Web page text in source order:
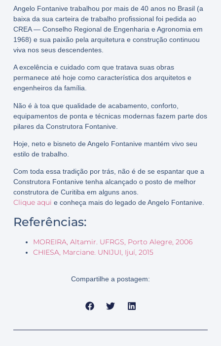
Angelo Fontanive trabalhou por mais de 40 anos no Brasil (a
baixa da sua carteira de trabalho profissional foi pedida ao
CREA — Conselho Regional de Engenharia e Agronomia em
1968) e sua paixão pela arquitetura e construção continuou
viva nos seus descendentes.
A excelência e cuidado com que tratava suas obras
permanece até hoje como característica dos arquitetos e
engenheiros da família.
Não é à toa que qualidade de acabamento, conforto,
equipamentos de ponta e técnicas modernas fazem parte dos
pilares da Construtora Fontanive.
Hoje, neto e bisneto de Angelo Fontanive mantém vivo seu
estilo de trabalho.
Com toda essa tradição por trás, não é de se espantar que a
Construtora Fontanive tenha alcançado o posto de melhor
construtora de Curitiba em alguns anos.
Clique aqui e conheça mais do legado de Angelo Fontanive.
Referências:
MOREIRA, Altamir. UFRGS, Porto Alegre, 2006
CHIESA, Marciane. UNIJUI, Ijuí, 2015
Compartilhe a postagem: